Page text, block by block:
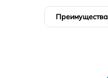
Преимущества